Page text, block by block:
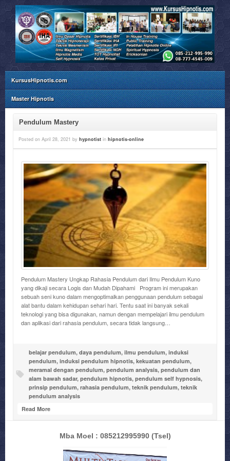
KursusHipnotis.com
Master Hipnotis
Pendulum Mastery
Posted on April 28, 2021 by hypnotist in hipnotis-online
Pendulum Mastery Ungkap Rahasia Pendulum dari Ilmu Pendulum Kuno
yang dikaji secara Logis dan Mudah Dipahami Program ini merupakan
sebuah seni kuno dalam mengoptimalkan penggunaan pendulum sebagai
alat bantu dalam kehidupan sehari hari. Tentu saat ini banyak sekali
teknologi yang bisa digunakan, namun dengan mempelajari ilmu pendulum
dan aplikasi dari rahasia pendulum, secara tidak langsung…
belajar pendulum, daya pendulum, ilmu pendulum, induksi
pendulum, induksi pendulum hipnotis, kekuatan pendulum,
meramal dengan pendulum, pendulum analysis, pendulum dan
alam bawah sadar, pendulum hipnotis, pendulum self hypnosis,
prinsip pendulum, rahasia pendulum, teknik pendulum, teknik
pendulum analysis
Read More
Mba Moel : 085212995990(Tsel)